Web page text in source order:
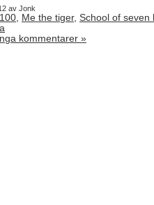
av Jonk
, Me the tiger, School of seven
Inga kommentarer »